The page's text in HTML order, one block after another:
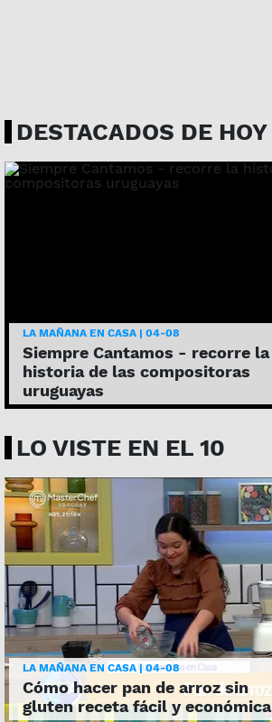
DESTACADOS DE HOY
LA MAÑANA EN CASA | 04-08
Siempre Cantamos - recorre la
historia de las compositoras
uruguayas
LO VISTE EN EL 10
LA MAÑANA EN CASA | 04-08
Cómo hacer pan de arroz sin
gluten receta fácil y económica